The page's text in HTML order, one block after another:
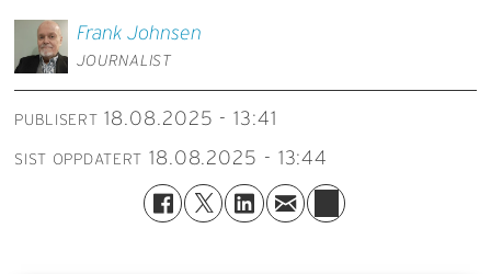
Frank Johnsen
JOURNALIST
PUBLISERT 18.08.2025 - 13:41
SIST OPPDATERT 18.08.2025 - 13:44